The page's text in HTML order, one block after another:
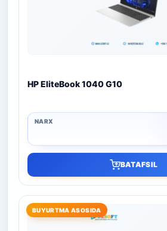
HP EliteBook 1040 G10
BATAFSIL
BUYURTMA ASOSIDA